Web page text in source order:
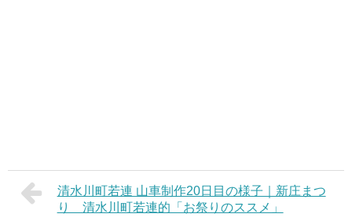
清水川町若連 山車制作20日目の様子｜新庄まつ
り 清水川町若連的「お祭りのススメ」